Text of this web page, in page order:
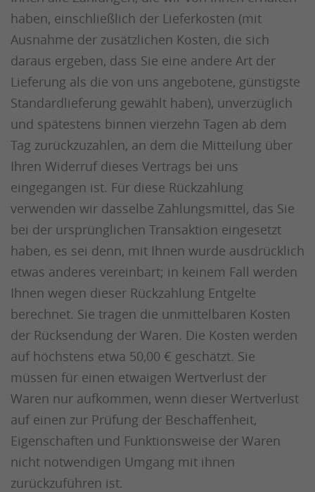
haben, einschließlich der Lieferkosten (mit
Ausnahme der zusätzlichen Kosten, die sich
daraus ergeben, dass Sie eine andere Art der
Lieferung als die von uns angebotene, günstigste
Standardlieferung gewählt haben), unverzüglich
und spätestens binnen vierzehn Tagen ab dem
Tag zurückzuzahlen, an dem die Mitteilung über
Ihren Widerruf dieses Vertrags bei uns
eingegangen ist. Für diese Rückzahlung
verwenden wir dasselbe Zahlungsmittel, das Sie
bei der ursprünglichen Transaktion eingesetzt
haben, es sei denn, mit Ihnen wurde ausdrücklich
etwas anderes vereinbart; in keinem Fall werden
Ihnen wegen dieser Rückzahlung Entgelte
berechnet. Sie tragen die unmittelbaren Kosten
der Rücksendung der Waren. Die Kosten werden
auf höchstens etwa 50,00 € geschätzt. Sie
müssen für einen etwaigen Wertverlust der
Waren nur aufkommen, wenn dieser Wertverlust
auf einen zur Prüfung der Beschaffenheit,
Eigenschaften und Funktionsweise der Waren
nicht notwendigen Umgang mit ihnen
zurückzuführen ist.